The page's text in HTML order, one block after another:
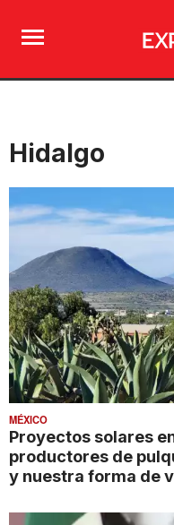
Hidalgo
MÉXICO
Proyectos solares
productores de
y nuestra forma de